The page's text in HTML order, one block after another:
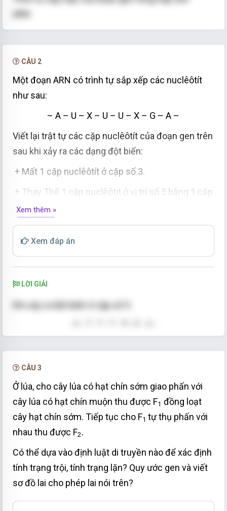
G - X - T -
CÂU 2
Một đoạn ARN có trình tự sắp xếp các nuclêôtít
như sau:
– A – U – X – U – U – X – G – A –
Viết lại trật tự các cặp nuclêôtít của đoạn gen trên
sau khi xảy ra các dạng đột biến:
+ Mất 1 cặp nuclêôtít ở cặp số 3.
+ Thay Thế 1 cặp nuclêôtit ở vị trí số 5 bằng 1 cặp
nuclêôtít khác loại.
Xem thêm »
Xem đáp án
LỜI GIẢI
Khi xảy ra đột biến ở cặp số 3:
Thay cặp nuclêôtit số 5 bằng cặp nuclêôtít khác
loại:
CÂU 3
Ở lúa, cho cây lúa có hạt chín sớm giao phấn với
cây lúa có hạt chín muộn thu được F1 đồng loạt
cây hạt chín sớm. Tiếp tục cho F1 tự thụ phấn với
nhau thu được F2.
Có thể dựa vào định luật di truyền nào để xác định
tính trạng trội, tính trạng lặn? Quy ước gen và viết
sơ đồ lai cho phép lai nói trên?